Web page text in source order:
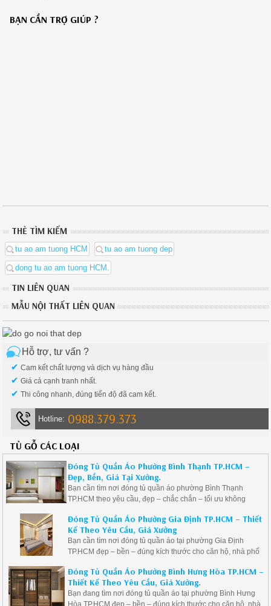
BẠN CẦN TRỢ GIÚP ?
THẺ TÌM KIẾM
tu ao am tuong HCM tu ao am tuong dep
dong tu ao am tuong HCM.
TIN LIÊN QUAN
MẪU NỘI THẤT LIÊN QUAN
Hỗ trợ, tư vấn ?
✔ Cam kết chất lượng và dịch vụ hàng đầu
✔ Giá cả cạnh tranh nhất.
✔ Thi công nhanh, đúng tiến độ đã cam kết.
Hotline: 0988.379.373
TỦ GỖ CÁC LOẠI
Đóng Tủ Quần Áo Phường Bình Thạnh TP.HCM –
Đẹp, Bền, Giá Tại Xưởng.
Bạn cần tìm nơi đóng tủ quần áo phường Bình Thạnh
TP.HCM theo yêu cầu, đẹp – chắc chắn – tối ưu không
công nghiệp hiện đại, đa dạng mẫu mã, sản xuất trực tiếp
tại xưởng với giá tốt.
Đóng Tủ Quần Áo Phường Gia Định TP.HCM – Thiết
Kế Theo Yêu Cầu, Giá Xưởng
Bạn cần tìm nơi đóng tủ quần áo tại phường Gia Định
TP.HCM đẹp – bền – đúng kích thước cho căn hộ, nhà phố
công nghiệp tại Gia Định, thiết kế theo nhu cầu, tối ưu công
năng sử dụng, mang lại không gian sống tiện nghi và sang
trọng.
Đóng Tủ Quần Áo Phường Bình Hưng Hòa TP.HCM –
Thiết Kế Theo Yêu Cầu, Giá Xưởng.
Bạn đang tìm nơi đóng tủ quần áo tại phường Bình Hưng